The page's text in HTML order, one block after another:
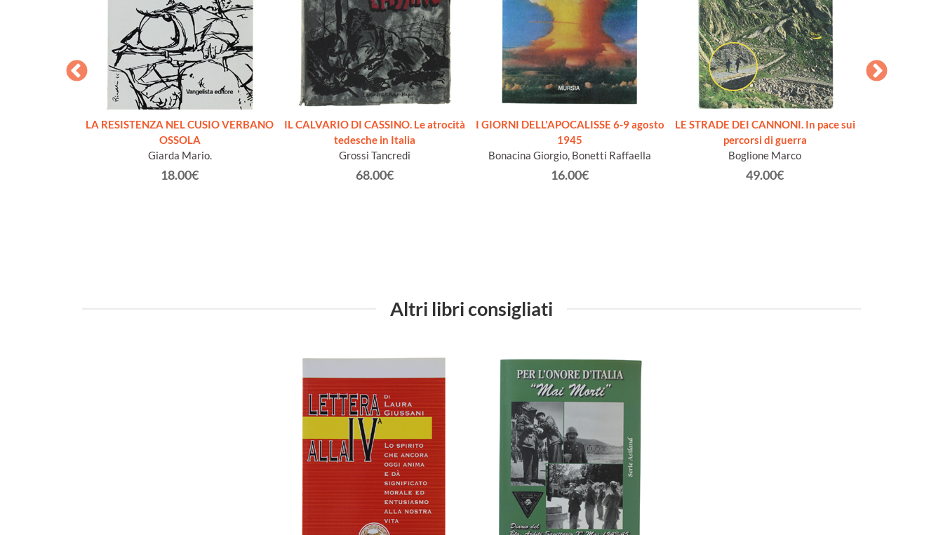
LA RESISTENZA NEL CUSIO VERBANO
OSSOLA
Giarda Mario.
18.00€
IL CALVARIO DI CASSINO. Le atrocità
tedesche in Italia
Grossi Tancredi
68.00€
I GIORNI DELL'APOCALISSE 6-9 agosto
1945
Bonacina Giorgio, Bonetti Raffaella
16.00€
LE STRADE DEI CANNONI. In pace sui
percorsi di guerra
Boglione Marco
49.00€
Altri libri consigliati